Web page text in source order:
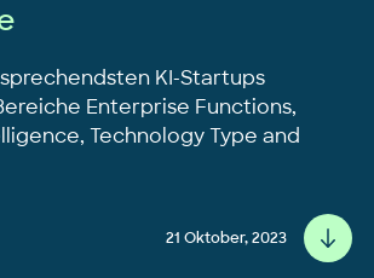
KI-Startups
Enterprise Functions,
Technology Type and
21 Oktober, 2023